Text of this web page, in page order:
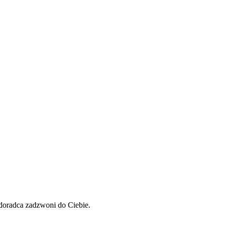
zadzwoni do Ciebie.